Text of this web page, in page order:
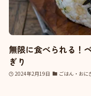
無限に食べられる！
ぎり
2024年2月19日 ごはん・おに